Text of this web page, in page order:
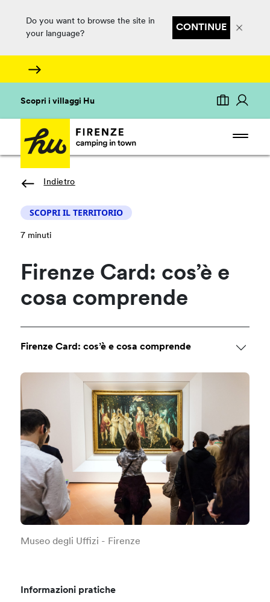
Do you want to browse the site in
your language?
CONTINUE
Scopri i villaggi Hu
Indietro
SCOPRI IL TERRITORIO
7 minuti
Firenze Card: cos’è e
cosa comprende
Firenze Card: cos’è e cosa comprende
Museo degli Uffizi - Firenze
Informazioni pratiche